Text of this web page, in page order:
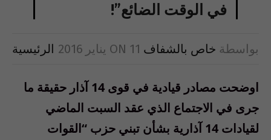
في الوقت الضائع”!
بواسطة خاص بالشفاف ON 11 يناير 2016 الرئيسية
اوضحت مصادر قيادية في قوى 14 آذار حقيقة ما
جرى في الاجتماع الذي عقد السبت الماضي
لقيادات 14 آذارية بشأن تبني حزب “القوات